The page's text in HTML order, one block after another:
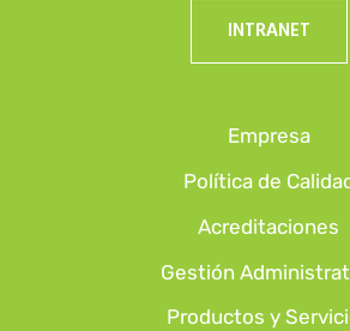
INTRANET
Empresa
Política de
Acreditaciones
Gestión
Productos y